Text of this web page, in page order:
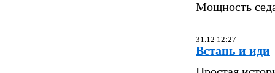
Мощность
31.12 12:27
Встань и иди